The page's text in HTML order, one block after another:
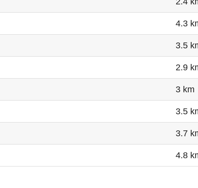
4.3
3.5
2.9
3 km
3.5
3.7
4.8